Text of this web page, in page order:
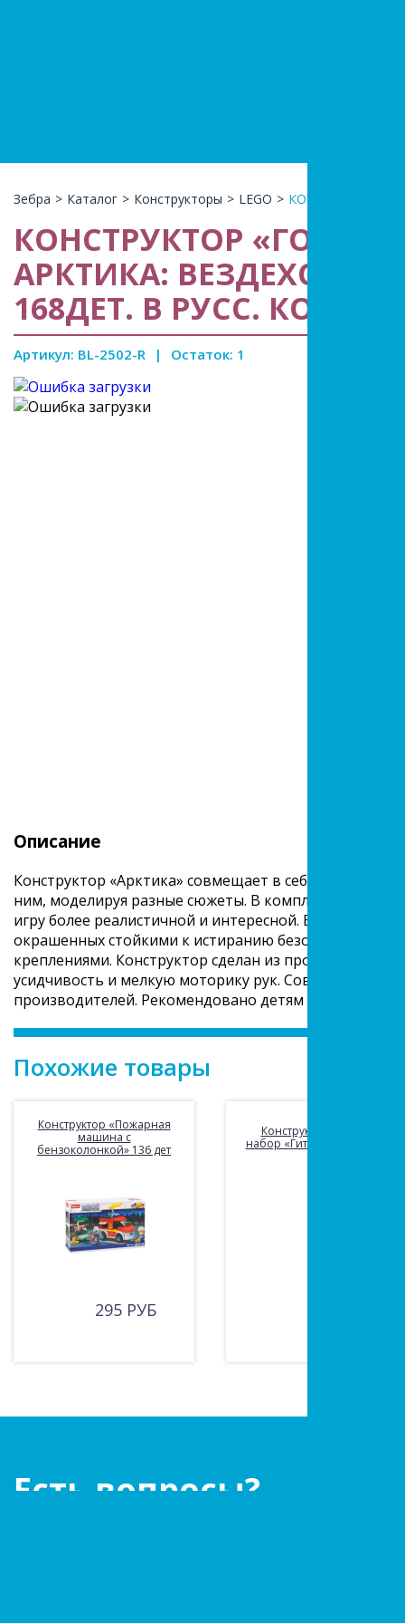
Зебра > Каталог > Конструкторы > LEGO > КОНСТРУКТОР
КОНСТРУКТОР «ГОРОД
АРКТИКА: ВЕЗДЕХОД-
168ДЕТ. В РУСС. КОР. в
Артикул: BL-2502-R | Остаток: 1
Описание
Конструктор «Арктика» совмещает в себе две
ним, моделируя разные сюжеты. В комплект входит
игру более реалистичной и интересной. В наборе
окрашенных стойкими к истиранию безопасными
креплениями. Конструктор сделан из прочного,
усидчивость и мелкую моторику рук. Совместим с
производителей. Рекомендовано детям старше 4-х
Похожие товары
Конструктор «Пожарная
машина с
бензоколонкой» 136 дет
295 РУБ
Конструктор «Мини-
набор «Гитарист» 117 дет.
Есть вопросы?